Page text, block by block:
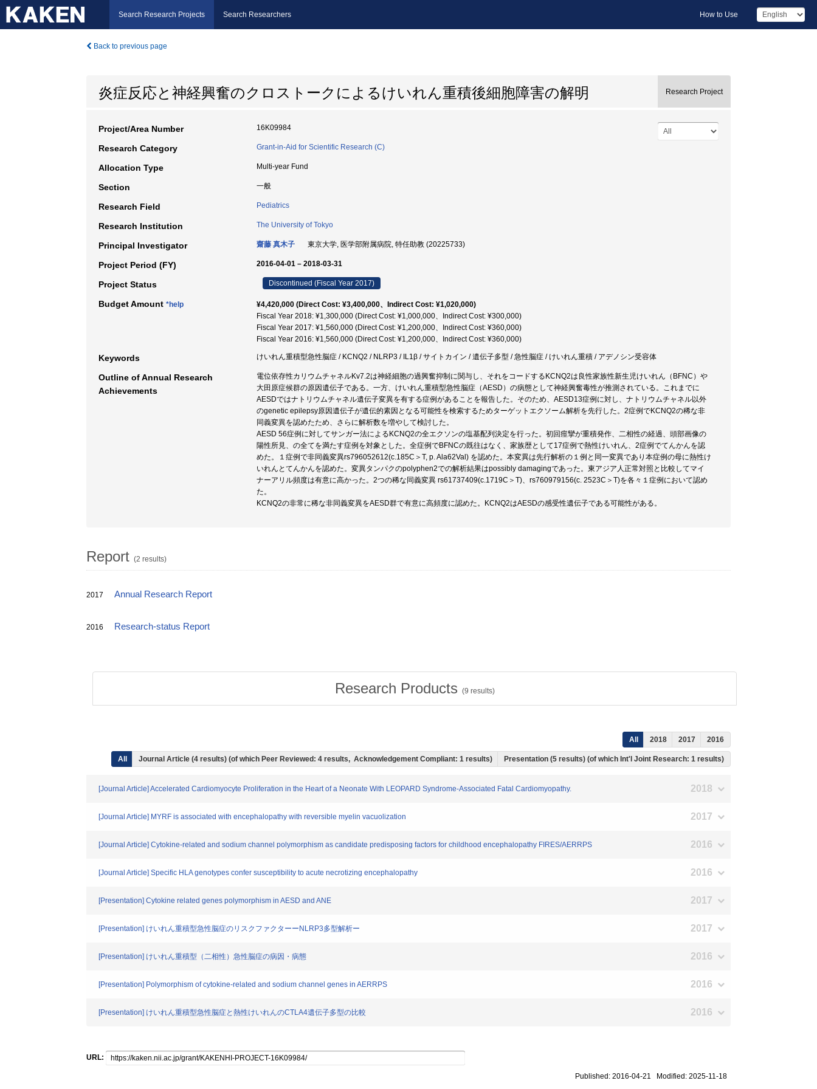
Search Research Projects Search Researchers How to Use
Back to previous page
炎症反応と神経興奮のクロストークによるけいれん重積後細胞障害の解明 Research Project
Project/Area Number 16K09984
Research Category Grant-in-Aid for Scientific Research (C)
Allocation Type Multi-year Fund
Section 一般
Research Field Pediatrics
Research Institution The University of Tokyo
Principal Investigator 齋藤 真木子 東京大学, 医学部附属病院, 特任助教 (20225733)
Project Period (FY) 2016-04-01 – 2018-03-31
Project Status Discontinued (Fiscal Year 2017)
Budget Amount *help
¥4,420,000 (Direct Cost: ¥3,400,000、Indirect Cost: ¥1,020,000)
Fiscal Year 2018: ¥1,300,000 (Direct Cost: ¥1,000,000、Indirect Cost: ¥300,000)
Fiscal Year 2017: ¥1,560,000 (Direct Cost: ¥1,200,000、Indirect Cost: ¥360,000)
Fiscal Year 2016: ¥1,560,000 (Direct Cost: ¥1,200,000、Indirect Cost: ¥360,000)
Keywords けいれん重積型急性脳症 / KCNQ2 / NLRP3 / IL1β / サイトカイン / 遺伝子多型 / 急性脳症 / けいれん重積 / アデノシン受容体
Outline of Annual Research
Achievements
電位依存性カリウムチャネルKv7.2は神経細胞の過興奮抑制に関与し、それをコードするKCNQ2は良性家族性新生児けいれん（BFNC）や
大田原症候群の原因遺伝子である。一方、けいれん重積型急性脳症（AESD）の病態として神経興奮毒性が推測されている。これまでに
AESDではナトリウムチャネル遺伝子変異を有する症例があることを報告した。そのため、AESD13症例に対し、ナトリウムチャネル以外
のgenetic epilepsy原因遺伝子が遺伝的素因となる可能性を検索するためターゲットエクソーム解析を先行した。2症例でKCNQ2の稀な非
同義変異を認めたため、さらに解析数を増やして検討した。
AESD 56症例に対してサンガー法によるKCNQ2の全エクソンの塩基配列決定を行った。初回痙攣が重積発作、二相性の経過、頭部画像の
陽性所見、の全てを満たす症例を対象とした。全症例でBFNCの既往はなく、家族歴として17症例で熱性けいれん、2症例でてんかんを認
めた。１症例で非同義変異rs796052612(c.185C＞T, p. Ala62Val) を認めた。本変異は先行解析の１例と同一変異であり本症例の母に熱性け
いれんとてんかんを認めた。変異タンパクのpolyphen2での解析結果はpossibly damagingであった。東アジア人正常対照と比較してマイ
ナーアリル頻度は有意に高かった。2つの稀な同義変異 rs61737409(c.1719C＞T)、rs760979156(c. 2523C＞T)を各々１症例において認め
た。
KCNQ2の非常に稀な非同義変異をAESD群で有意に高頻度に認めた。KCNQ2はAESDの感受性遺伝子である可能性がある。
Report (2 results)
2017 Annual Research Report
2016 Research-status Report
Research Products (9 results)
All 2018 2017 2016
All Journal Article (4 results) (of which Peer Reviewed: 4 results, Acknowledgement Compliant: 1 results) Presentation (5 results) (of which Int'l Joint Research: 1 results)
[Journal Article] Accelerated Cardiomyocyte Proliferation in the Heart of a Neonate With LEOPARD Syndrome-Associated Fatal Cardiomyopathy. 2018
[Journal Article] MYRF is associated with encephalopathy with reversible myelin vacuolization 2017
[Journal Article] Cytokine-related and sodium channel polymorphism as candidate predisposing factors for childhood encephalopathy FIRES/AERRPS 2016
[Journal Article] Specific HLA genotypes confer susceptibility to acute necrotizing encephalopathy 2016
[Presentation] Cytokine related genes polymorphism in AESD and ANE 2017
[Presentation] けいれん重積型急性脳症のリスクファクターーNLRP3多型解析ー 2017
[Presentation] けいれん重積型（二相性）急性脳症の病因・病態 2016
[Presentation] Polymorphism of cytokine-related and sodium channel genes in AERRPS 2016
[Presentation] けいれん重積型急性脳症と熱性けいれんのCTLA4遺伝子多型の比較 2016
URL:
Published: 2016-04-21 Modified: 2025-11-18